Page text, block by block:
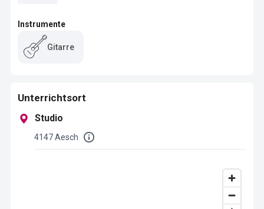
Instrumente
Gitarre
Unterrichtsort
Studio
4147 Aesch